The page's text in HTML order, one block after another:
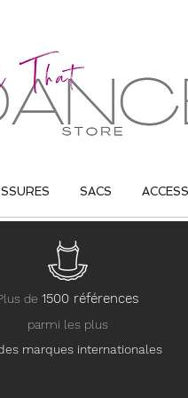
SACS
de 1500 références
parmi les plus
marques internationales